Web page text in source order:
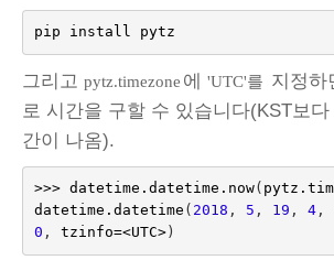
pip install pytz
그리고 pytz.timezone 에 'UTC'를 지정하
로 시간을 구할 수 있습니다(KST보
간이 나옴).
>>> datetime . datetime . now( pytz .
datetime . datetime ( 2018 , 5 , 19 , 4,
0 , tzinfo=<UTC>)